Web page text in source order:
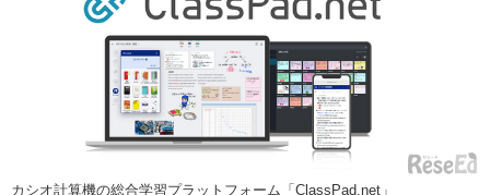
カシオ計算機の総合学習プラットフォーム「ClassPad.net」